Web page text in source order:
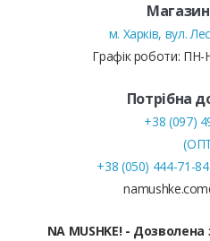
Магазин
м. Харків, вул.
Графік роботи: ПН-
Потрібна
+38 (097)
+38 (050) 444-71-
NA MUSHKE! -